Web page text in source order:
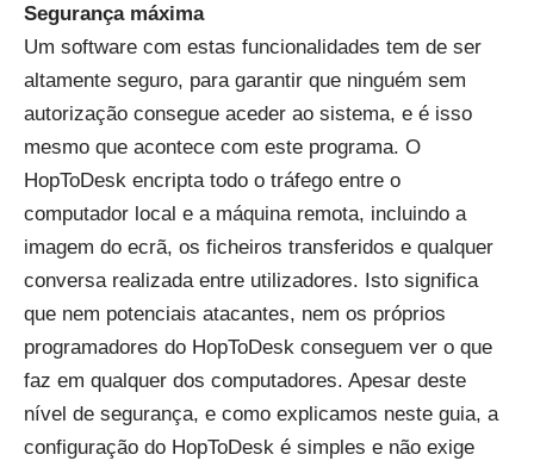
Segurança máxima
Um software com estas funcionalidades tem de ser
altamente seguro, para garantir que ninguém sem
autorização consegue aceder ao sistema, e é isso
mesmo que acontece com este programa. O
HopToDesk encripta todo o tráfego entre o
computador local e a máquina remota, incluindo a
imagem do ecrã, os ficheiros transferidos e qualquer
conversa realizada entre utilizadores. Isto significa
que nem potenciais atacantes, nem os próprios
programadores do HopToDesk conseguem ver o que
faz em qualquer dos computadores. Apesar deste
nível de segurança, e como explicamos neste guia, a
configuração do HopToDesk é simples e não exige